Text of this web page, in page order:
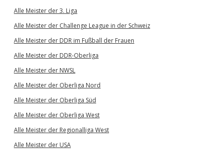
Alle Meister der 3. Liga
Alle Meister der Challenge League in der Schweiz
Alle Meister der DDR im Fußball der Frauen
Alle Meister der DDR-Oberliga
Alle Meister der NWSL
Alle Meister der Oberliga Nord
Alle Meister der Oberliga Süd
Alle Meister der Oberliga West
Alle Meister der Regionalliga West
Alle Meister der USA